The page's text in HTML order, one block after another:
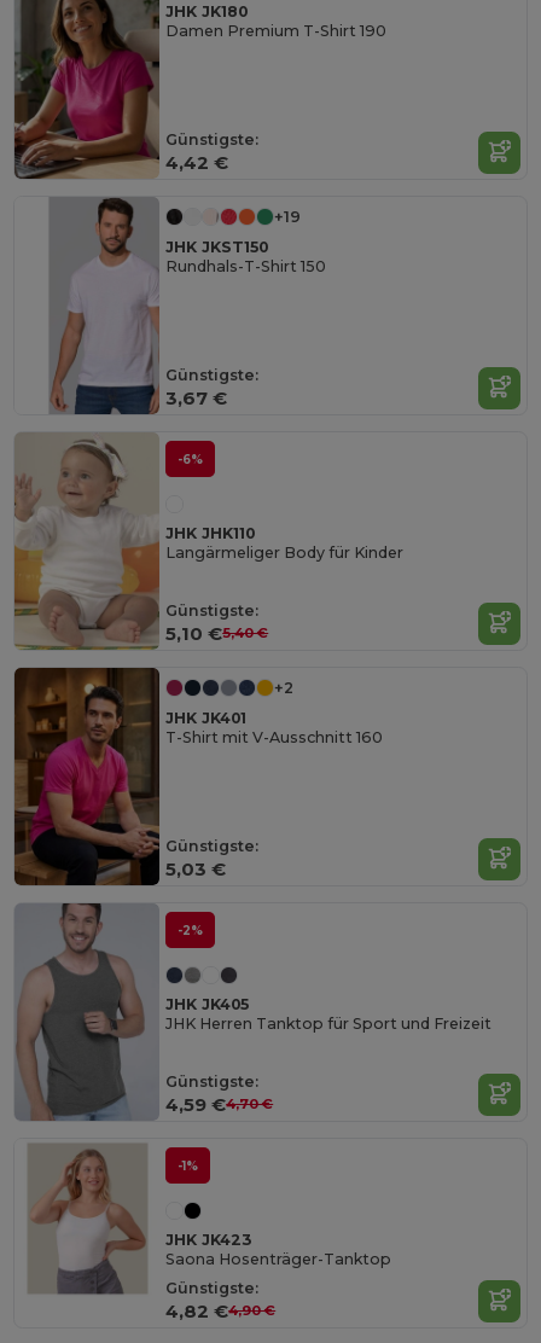
JHK JK180
Damen Premium T-Shirt 190
Günstigste:
4,42 €
+19
JHK JKST150
Rundhals-T-Shirt 150
Günstigste:
3,67 €
-6%
JHK JHK110
Langärmeliger Body für Kinder
Günstigste:
5,10 €5,40 €
+2
JHK JK401
T-Shirt mit V-Ausschnitt 160
Günstigste:
5,03 €
-2%
JHK JK405
JHK Herren Tanktop für Sport und Freizeit
Günstigste:
4,59 €4,70 €
-1%
JHK JK423
Saona Hosenträger-Tanktop
Günstigste:
4,82 €4,90 €